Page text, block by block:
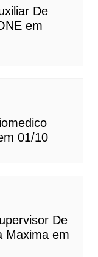
De
em
01/10
De
Maxima em